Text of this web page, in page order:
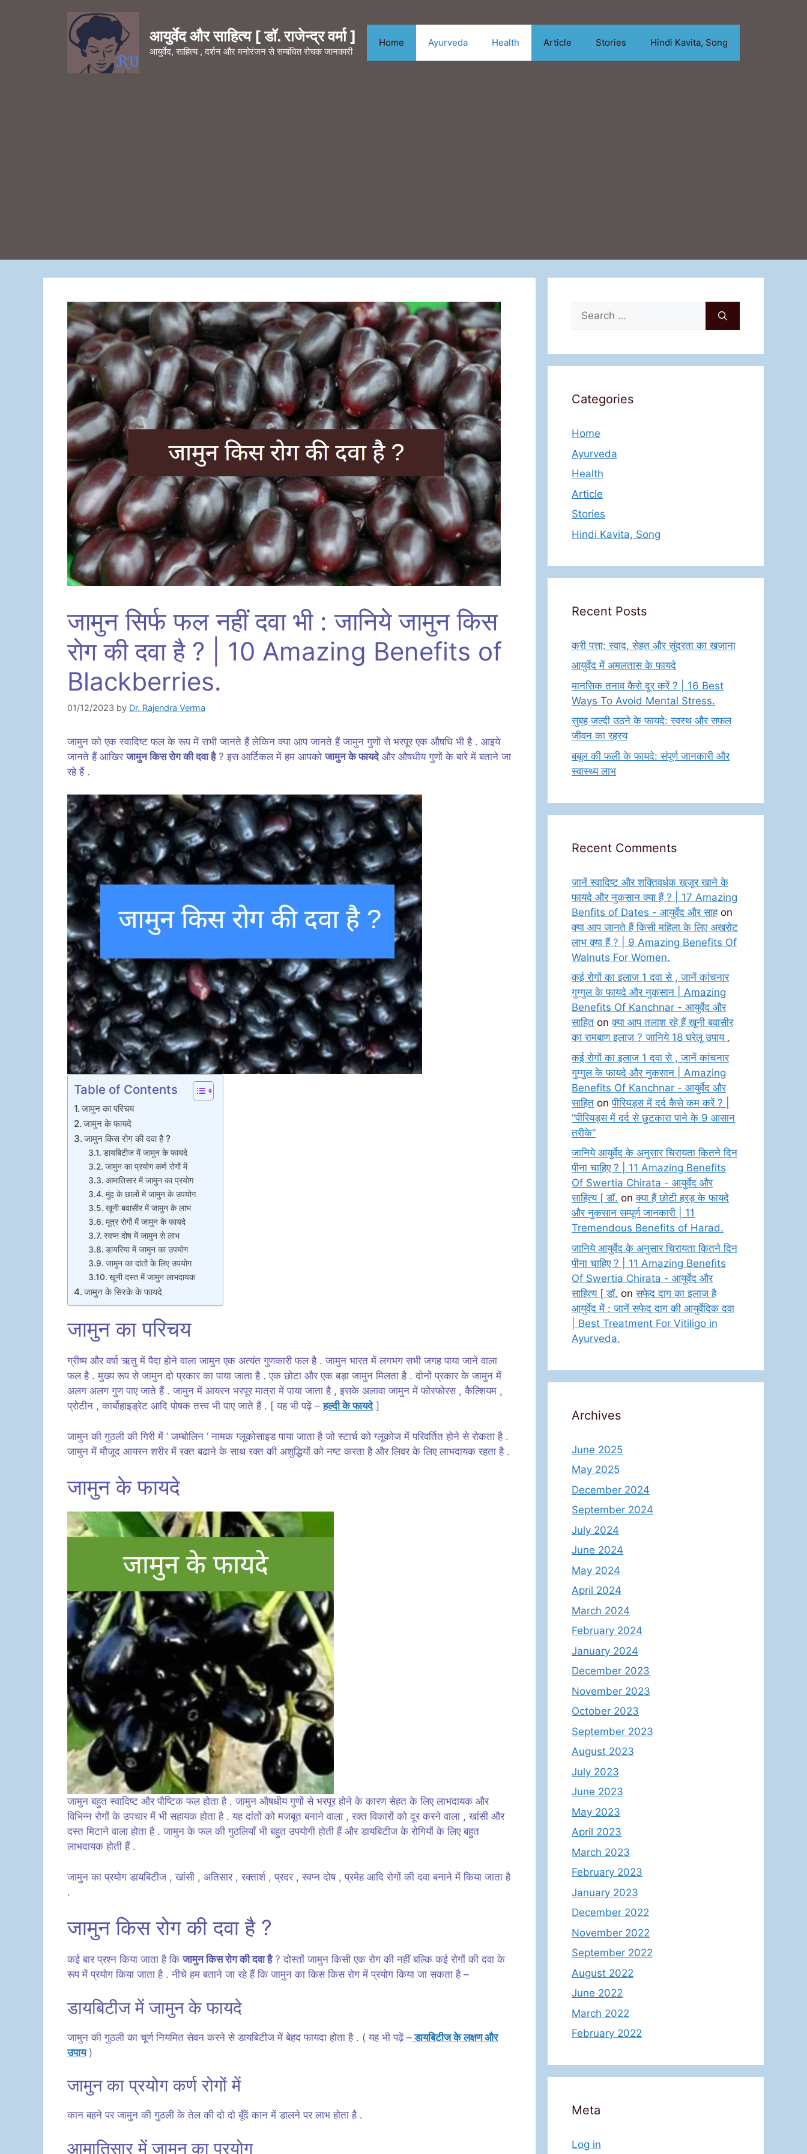
आयुर्वेद और साहित्य [ डॉ. राजेन्द्र वर्मा ]
आयुर्वेद, साहित्य , दर्शन और मनोरंजन से सम्बंधित रोचक जानकारी
Home Ayurveda Health Article Stories Hindi Kavita, Song
जामुन सिर्फ फल नहीं दवा भी : जानिये जामुन किस
रोग की दवा है ? | 10 Amazing Benefits of
Blackberries.
01/12/2023 by Dr. Rajendra Verma
जामुन को एक स्वादिष्ट फल के रूप में सभी जानते हैं लेकिन क्या आप जानते हैं जामुन गुणों से भरपूर एक औषधि भी है . आइये
जानते हैं आखिरजामुन किस रोग की दवा है? इस आर्टिकल में हम आपकोजामुन के फायदेऔर औषधीय गुणों के बारे में बताने जा
रहे हैं .
Table of Contents
जामुन का परिचय
जामुन के फायदे
जामुन किस रोग की दवा है ?
डायबिटीज में जामुन के फायदे
जामुन का प्रयोग कर्ण रोगों में
आमातिसार में जामुन का प्रयोग
मुंह के छालों में जामुन के उपयोग
खूनी बवासीर में जामुन के लाभ
मूत्र रोगों में जामुन के फायदे
स्वप्न दोष में जामुन से लाभ
डायरिया में जामुन का उपयोग
जामुन का दांतों के लिए उपयोग
खूनी दस्त में जामुन लाभदायक
जामुन के सिरके के फायदे
जामुन का परिचय
ग्रीष्म और वर्षा ऋतु में पैदा होने वाला जामुन एक अत्यंत गुणकारी फल है . जामुन भारत में लगभग सभी जगह पाया जाने वाला
फल है . मुख्य रूप से जामुन दो प्रकार का पाया जाता है . एक छोटा और एक बड़ा जामुन मिलता है . दोनों प्रकार के जामुन में
अलग अलग गुण पाए जाते हैं . जामुन में आयरन भरपूर मात्रा में पाया जाता है , इसके अलावा जामुन में फोस्फोरस , कैल्शियम ,
प्रोटीन , कार्बोहाइड्रेट आदि पोषक तत्त्व भी पाए जाते हैं . [ यह भी पढ़ें –हल्दी के फायदे]
जामुन की गुठली की गिरी में ‘ जम्बोलिन ‘ नामक ग्लूकोसाइड पाया जाता है जो स्टार्च को ग्लूकोज में परिवर्तित होने से रोकता है .
जामुन में मौजूद आयरन शरीर में रक्त बढाने के साथ रक्त की अशुद्धियों को नष्ट करता है और लिवर के लिए लाभदायक रहता है .
जामुन के फायदे
जामुन बहुत स्वादिष्ट और पौष्टिक फल होता है . जामुन औषधीय गुणों से भरपूर होने के कारण सेहत के लिए लाभदायक और
विभिन्न रोगों के उपचार में भी सहायक होता है . यह दांतों को मजबूत बनाने वाला , रक्त विकारों को दूर करने वाला , खांसी और
दस्त मिटाने वाला होता है . जामुन के फल की गुठलियाँ भी बहुत उपयोगी होती हैं और डायबिटीज के रोगियों के लिए बहुत
लाभदायक होती हैं .
जामुन का प्रयोग डायबिटीज , खांसी , अतिसार , रक्तार्श , प्रदर , स्वप्न दोष , प्रमेह आदि रोगों की दवा बनाने में किया जाता है
.
जामुन किस रोग की दवा है ?
कई बार प्रश्न किया जाता है किजामुन किस रोग की दवा है? दोस्तों जामुन किसी एक रोग की नहीं बल्कि कई रोगों की दवा के
रूप में प्रयोग किया जाता है . नीचे हम बताने जा रहे हैं कि जामुन का किस किस रोग में प्रयोग किया जा सकता है –
डायबिटीज में जामुन के फायदे
जामुन की गुठली का चूर्ण नियमित सेवन करने से डायबिटीज में बेहद फायदा होता है . ( यह भी पढ़ें –डायबिटीज के लक्षण और
उपाय)
जामुन का प्रयोग कर्ण रोगों में
कान बहने पर जामुन की गुठली के तेल की दो दो बूँदें कान में डालने पर लाभ होता है .
आमातिसार में जामुन का प्रयोग
Search
for:
Categories
Home
Ayurveda
Health
Article
Stories
Hindi Kavita, Song
Recent Posts
करी पत्ता: स्वाद, सेहत और सुंदरता का खजाना
आयुर्वेद में अमलतास के फायदे
मानसिक तनाव कैसे दूर करें ? | 16 Best
Ways To Avoid Mental Stress.
सुबह जल्दी उठने के फायदे: स्वस्थ और सफल
जीवन का रहस्य
बबूल की फली के फायदे: संपूर्ण जानकारी और
स्वास्थ्य लाभ
Recent Comments
जानें स्वादिष्ट और शक्तिवर्धक खजूर खाने के
फायदे और नुकसान क्या हैं ? | 17 Amazing
Benfits of Dates - आयुर्वेद और साहon
क्या आप जानते हैं किसी महिला के लिए अखरोट
लाभ क्या हैं ? | 9 Amazing Benefits Of
Walnuts For Women.
कई रोगों का इलाज 1 दवा से , जानें कांचनार
गुग्गुल के फायदे और नुकसान | Amazing
Benefits Of Kanchnar - आयुर्वेद और
साहित onक्या आप तलाश रहे हैं खूनी बवासीर
का रामबाण इलाज ? जानिये 18 घरेलू उपाय .
कई रोगों का इलाज 1 दवा से , जानें कांचनार
गुग्गुल के फायदे और नुकसान | Amazing
Benefits Of Kanchnar - आयुर्वेद और
साहित onपीरियड्स में दर्द कैसे कम करें ? |
“पीरियड्स में दर्द से छुटकारा पाने के 9 आसान
तरीके”
जानिये आयुर्वेद के अनुसार चिरायता कितने दिन
पीना चाहिए ? | 11 Amazing Benefits
Of Swertia Chirata - आयुर्वेद और
साहित्य [ डॉ. onक्या हैं छोटी हरड़ के फायदे
और नुकसान सम्पूर्ण जानकारी | 11
Tremendous Benefits of Harad.
जानिये आयुर्वेद के अनुसार चिरायता कितने दिन
पीना चाहिए ? | 11 Amazing Benefits
Of Swertia Chirata - आयुर्वेद और
साहित्य [ डॉ. onसफेद दाग का इलाज है
आयुर्वेद में : जानें सफेद दाग की आयुर्वेदिक दवा
| Best Treatment For Vitiligo in
Ayurveda.
Archives
June 2025
May 2025
December 2024
September 2024
July 2024
June 2024
May 2024
April 2024
March 2024
February 2024
January 2024
December 2023
November 2023
October 2023
September 2023
August 2023
July 2023
June 2023
May 2023
April 2023
March 2023
February 2023
January 2023
December 2022
November 2022
September 2022
August 2022
June 2022
March 2022
February 2022
Meta
Log in